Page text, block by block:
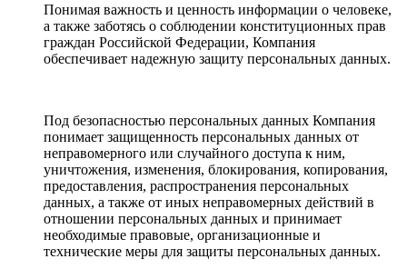
Понимая важность и ценность информации о человеке,
а также заботясь о соблюдении конституционных прав
граждан Российской Федерации, Компания
обеспечивает надежную защиту персональных данных.
Под безопасностью персональных данных Компания
понимает защищенность персональных данных от
неправомерного или случайного доступа к ним,
уничтожения, изменения, блокирования, копирования,
предоставления, распространения персональных
данных, а также от иных неправомерных действий в
отношении персональных данных и принимает
необходимые правовые, организационные и
технические меры для защиты персональных данных.